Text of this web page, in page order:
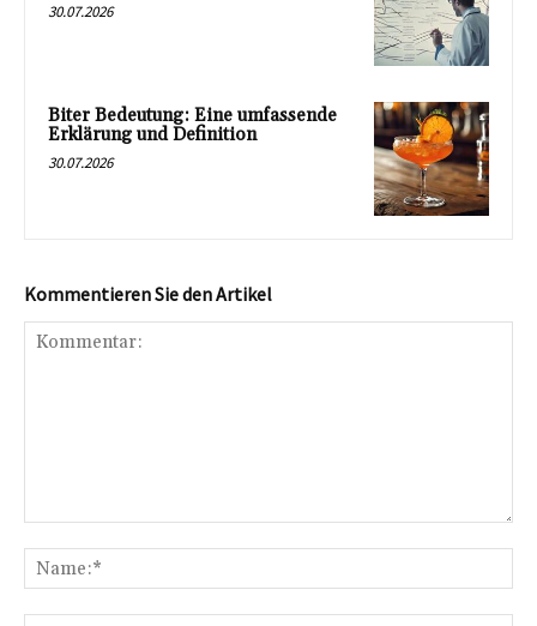
30.07.2026
Biter Bedeutung: Eine umfassende
Erklärung und Definition
30.07.2026
Kommentieren Sie den Artikel